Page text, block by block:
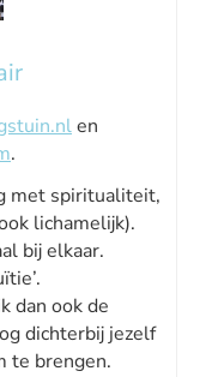
en
.
met spiritualiteit,
lichamelijk).
bij elkaar.
dan ook de
dichterbij jezelf
te brengen.